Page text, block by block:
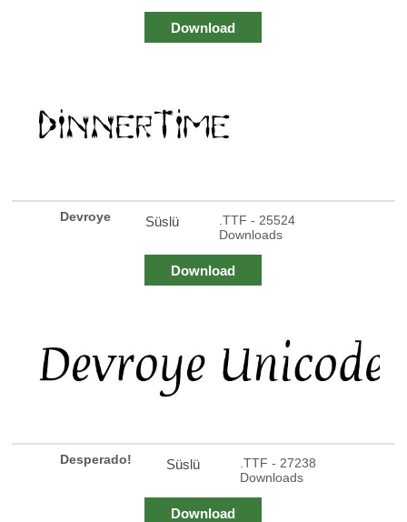
Download
Devroye Süslü
.TTF - 25524
Downloads
Download
Desperado! Süslü
.TTF - 27238
Downloads
Download